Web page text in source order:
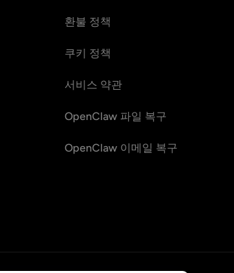
환불 정책
쿠키 정책
서비스 약관
OpenClaw 파일 복구
OpenClaw 이메일 복구